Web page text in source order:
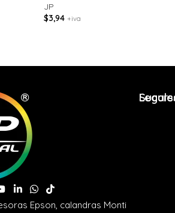
JP
$3,94 +iva
Epson, calandras Monti